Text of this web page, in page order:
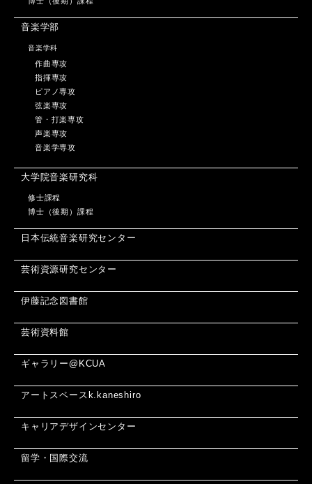
音楽学部
音楽学科
作曲専攻
指揮専攻
ピアノ専攻
弦楽専攻
管・打楽専攻
声楽専攻
音楽学専攻
大学院音楽研究科
修士課程
博士（後期）課程
日本伝統音楽研究センター
芸術資源研究センター
伊藤記念図書館
芸術資料館
ギャラリー@KCUA
アートスペースk.kaneshiro
キャリアデザインセンター
留学・国際交流